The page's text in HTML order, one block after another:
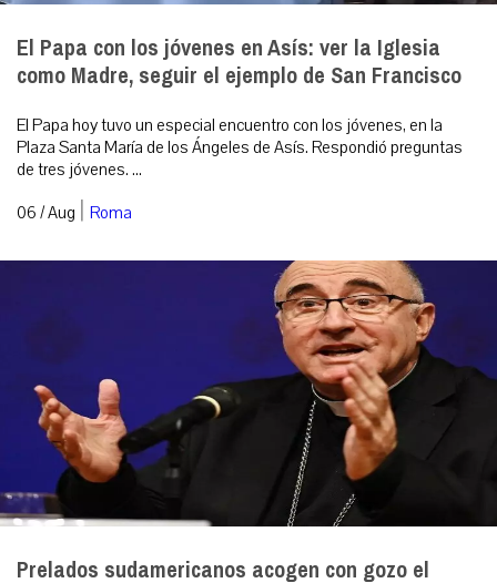
El Papa con los jóvenes en Asís: ver la Iglesia
como Madre, seguir el ejemplo de San Francisco
El Papa hoy tuvo un especial encuentro con los jóvenes, en la
Plaza Santa María de los Ángeles de Asís. Respondió preguntas
de tres jóvenes. ...
06 / Aug | Roma
Prelados sudamericanos acogen con gozo el